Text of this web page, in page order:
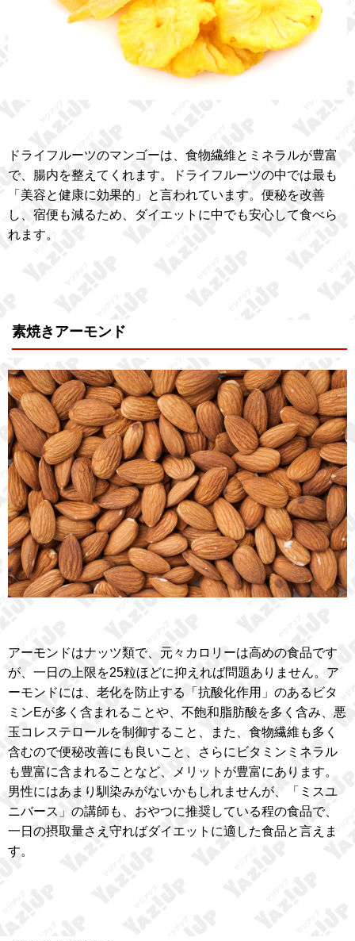
ドライフルーツのマンゴーは、食物繊維とミネラルが豊富
で、腸内を整えてくれます。ドライフルーツの中では最も
「美容と健康に効果的」と言われています。便秘を改善
し、宿便も減るため、ダイエットに中でも安心して食べら
れます。
素焼きアーモンド
アーモンドはナッツ類で、元々カロリーは高めの食品です
が、一日の上限を25粒ほどに抑えれば問題ありません。ア
ーモンドには、老化を防止する「抗酸化作用」のあるビタ
ミンEが多く含まれることや、不飽和脂肪酸を多く含み、悪
玉コレステロールを制御すること、また、食物繊維も多く
含むので便秘改善にも良いこと、さらにビタミンミネラル
も豊富に含まれることなど、メリットが豊富にあります。
男性にはあまり馴染みがないかもしれませんが、「ミスユ
ニバース」の講師も、おやつに推奨している程の食品で、
一日の摂取量さえ守ればダイエットに適した食品と言えま
す。